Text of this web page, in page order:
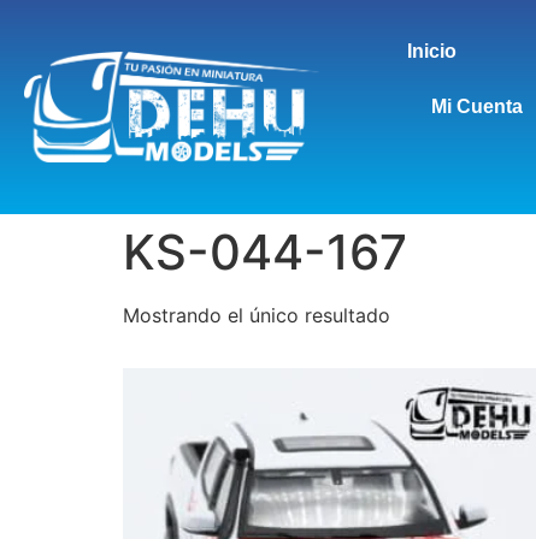
Inicio
Mi Cuenta
KS-044-167
Mostrando el único resultado